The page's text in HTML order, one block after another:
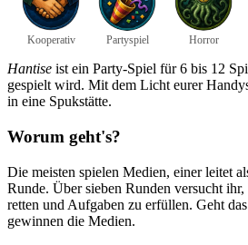
Kooperativ Partyspiel Horror
Hantise ist ein Party-Spiel für 6 bis 12
gespielt wird. Mit dem Licht eurer
in eine Spukstätte.
Worum geht's?
Die meisten spielen Medien, einer leitet
Runde. Über sieben Runden versucht ihr,
retten und Aufgaben zu erfüllen. Geht
gewinnen die Medien.